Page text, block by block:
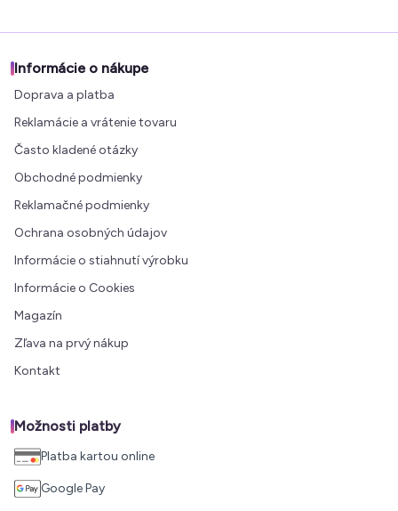
Informácie o nákupe
Doprava a platba
Reklamácie a vrátenie tovaru
Často kladené otázky
Obchodné podmienky
Reklamačné podmienky
Ochrana osobných údajov
Informácie o stiahnutí výrobku
Informácie o Cookies
Magazín
Zľava na prvý nákup
Kontakt
Možnosti platby
Platba kartou online
Google Pay